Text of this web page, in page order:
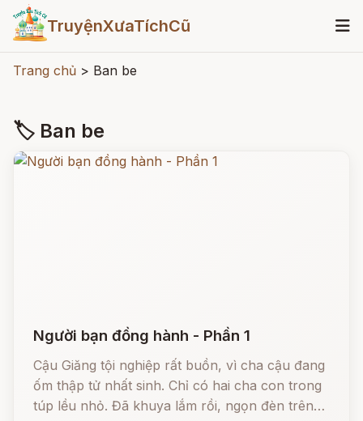
TruyệnXưaTíchCũ
Trang chủ > Ban be
🏷 Ban be
Người bạn đồng hành - Phần 1
Cậu Giăng tội nghiệp rất buồn, vì cha cậu đang
ốm thập tử nhất sinh. Chỉ có hai cha con trong
túp lều nhỏ. Đã khuya lắm rồi, ngọn đèn trên